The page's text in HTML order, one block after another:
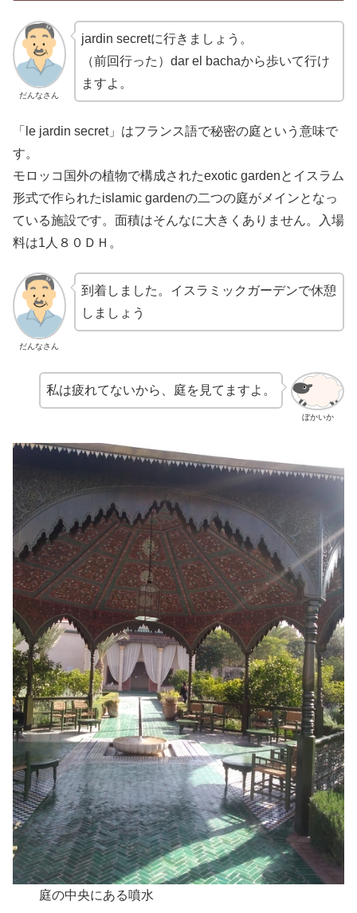
だんなさん
jardin secretに行きましょう。
（前回行った）dar el bachaから歩いて行け
ますよ。
「le jardin secret」はフランス語で秘密の庭という意味で
す。
モロッコ国外の植物で構成されたexotic gardenとイスラム
形式で作られたislamic gardenの二つの庭がメインとなっ
ている施設です。面積はそんなに大きくありません。入場
料は1人８０ＤＨ。
だんなさん
到着しました。イスラミックガーデンで休憩
しましょう
ぼかいか
私は疲れてないから、庭を見てますよ。
庭の中央にある噴水